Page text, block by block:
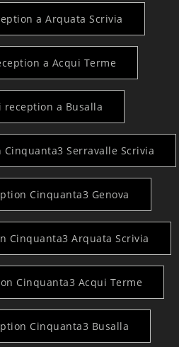
a Arquata Scrivia
a Acqui Terme
reception a Busalla
Serravalle Scrivia
Cinquanta3 Genova
Cinquanta3 Arquata Scrivia
Cinquanta3 Acqui Terme
Cinquanta3 Busalla